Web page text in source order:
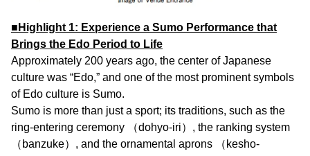
■Highlight 1: Experience a Sumo Performance that
Brings the Edo Period to Life
Approximately 200 years ago, the center of Japanese
culture was “Edo,” and one of the most prominent symbols
of Edo culture is Sumo.
Sumo is more than just a sport; its traditions, such as the
ring-entering ceremony （dohyo-iri）, the ranking system
（banzuke）, and the ornamental aprons （kesho-